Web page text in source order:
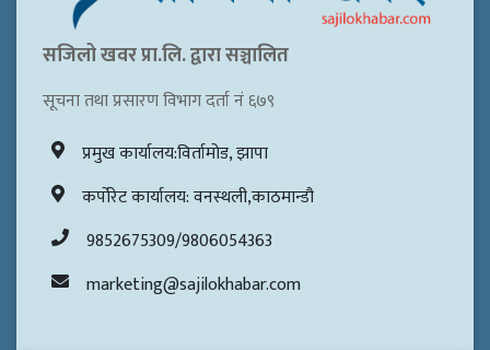
सजिलो खवर प्रा.लि. द्वारा सञ्चालित
सूचना तथा प्रसारण विभाग दर्ता नं ६७९
प्रमुख कार्यालय:विर्तामोड, झापा
कर्पोरेट कार्यालय: वनस्थली,काठमान्डौ
9852675309/9806054363
marketing@sajilokhabar.com